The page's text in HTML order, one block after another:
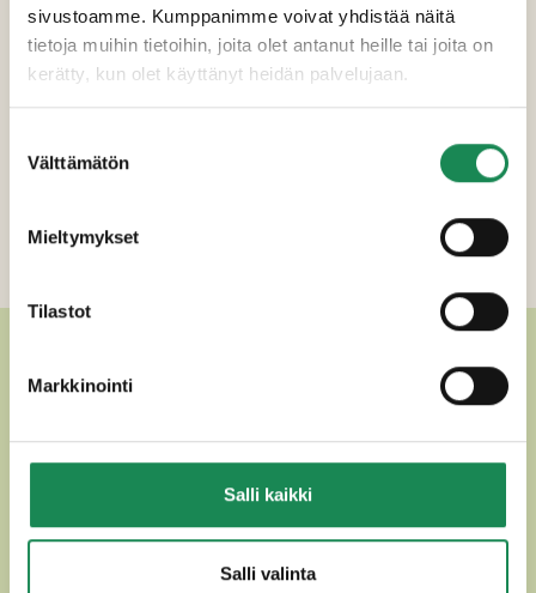
sivustoamme. Kumppanimme voivat yhdistää näitä
tietoja muihin tietoihin, joita olet antanut heille tai joita on
kerätty, kun olet käyttänyt heidän palvelujaan.
valinta
Välttämätön
Mieltymykset
Tilastot
Markkinointi
Salli kaikki
Salli valinta
kaurakuitu, mausteet [suola, persilja,
valkopippuri, valkosipulijauhe].
Pakkauskoot
Erikoisruokavaliot
MUUT HERKULLISET